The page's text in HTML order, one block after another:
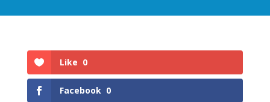
Like 0
Facebook 0